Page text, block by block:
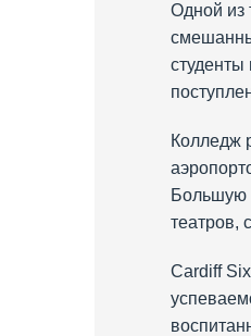
Одной из
Колледж
Большую
театров,
Cardiff